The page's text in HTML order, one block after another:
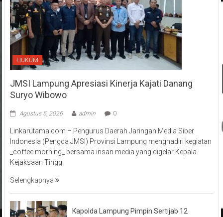
HUKUM
JMSI Lampung Apresiasi Kinerja Kajati Danang
Suryo Wibowo
Agustus 5, 2026 admin 0
Linkarutama.com – Pengurus Daerah Jaringan Media Siber
Indonesia (Pengda JMSI) Provinsi Lampung menghadiri kegiatan
_coffee morning_ bersama insan media yang digelar Kepala
Kejaksaan Tinggi
Selengkapnya
Kapolda Lampung Pimpin Sertijab 12